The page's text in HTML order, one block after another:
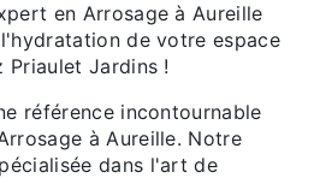
en Arrosage à Aureille
de votre espace
Priaulet Jardins !
référence incontournable
à Aureille. Notre
dans l'art de